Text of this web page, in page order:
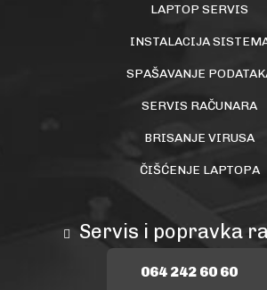
LAPTOP SERVIS
INSTALACIJA
SPAŠAVANJE
SERVIS RAČUNARA
BRISANJE VIRUSA
ČIŠĆENJE LAPTOPA
Servis i popravka
064 242 60 60